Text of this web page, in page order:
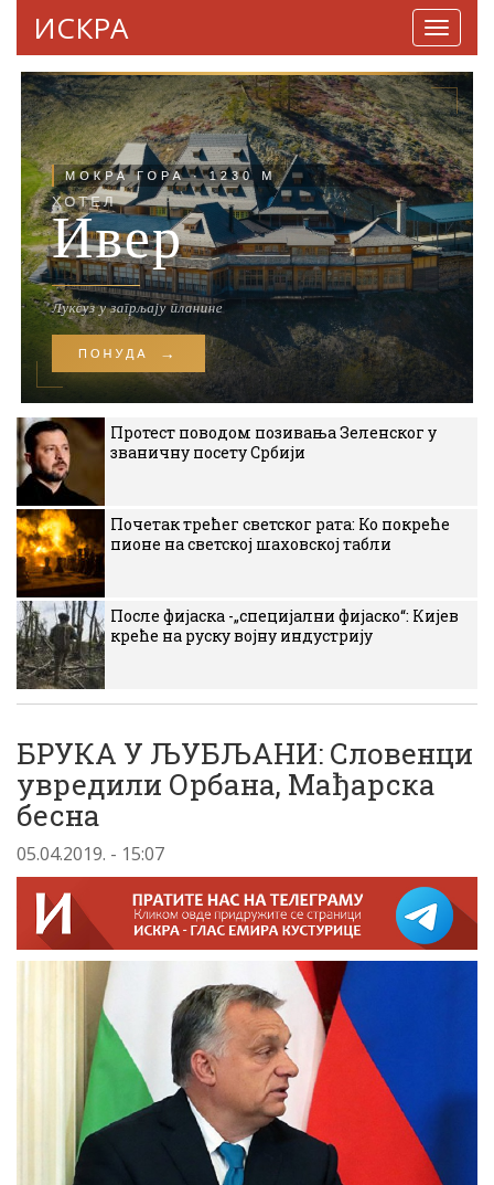
ИСКРА
Протест поводом позивања Зеленског у
званичну посету Србији
Почетак трећег светског рата: Ко покреће
пионе на светској шаховској табли
После фијаска -„специјални фијаско“: Кијев
креће на руску војну индустрију
БРУКА У ЉУБЉАНИ: Словенци
увредили Орбана, Мађарска
бесна
05.04.2019. - 15:07